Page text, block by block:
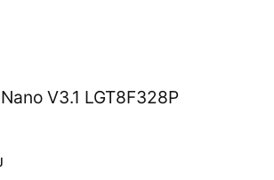
V3.1 LGT8F328P